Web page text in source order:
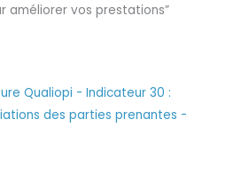
améliorer vos prestations”
Qualiopi - Indicateur 30 :
des parties prenantes -